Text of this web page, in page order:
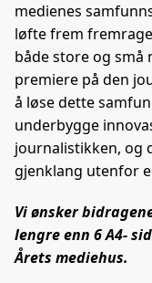
medienes
løfte frem
både store og små
premiere på den
å løse dette
underbygge
journalistikken, og
gjenklang utenfor
Vi ønsker
lengre enn 6 A4-
Årets mediehus.